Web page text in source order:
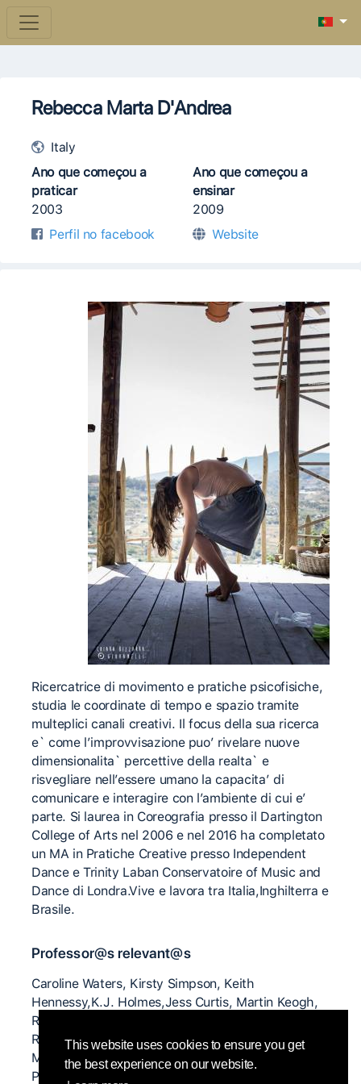
This website uses cookies to ensure you get
the best experience on our website.
Rebecca Marta D'Andrea
Italy
Ano que começou a
praticar
2003
Ano que começou a
ensinar
2009
Perfil no facebook
Website
Ricercatrice di movimento e pratiche psicofisiche,
studia le coordinate di tempo e spazio tramite
multeplici canali creativi. Il focus della sua ricerca
e`​ come l’improvvisazione puo’ rivelare nuove
dimensionalita`​ percettive della realta` e
risvegliare nell’essere umano la capacita’ di
comunicare e interagire con l’ambiente di cui e’
parte. Si laurea in Coreografia presso il Dartington
College of Arts nel 2006 e nel 2016 ha completato
un MA in Pratiche Creative presso Independent
Dance e Trinity Laban Conservatoire of Music and
Dance di Londra.Vive e lavora tra Italia,Inghilterra e
Brasile.
Professor@s relevant@s
Caroline Waters, Kirsty Simpson, Keith
Hennessy,K.J. Holmes,Jess Curtis, Martin Keogh,
Ray Chung, Charlie Morrissey, Eszter Gal,
Rosemary Butcher, Meg Stuart, Nita Little, Caryn
McHose, Kirsty Alexander,Sarah Shelton Mann,
Peter Pleyer.